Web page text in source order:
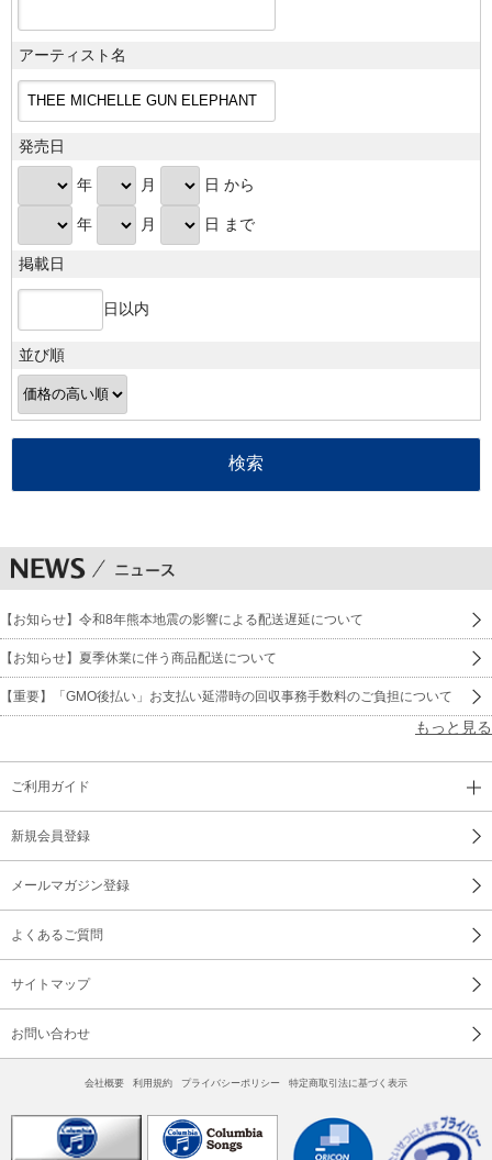
アーティスト名
発売日
年 月 日 から
年 月 日 まで
掲載日
日以内
並び順
【お知らせ】令和8年熊本地震の影響による配送遅延について
【お知らせ】夏季休業に伴う商品配送について
【重要】「GMO後払い」お支払い延滞時の回収事務手数料のご負担について
もっと見る
ご利用ガイド
新規会員登録
メールマガジン登録
よくあるご質問
サイトマップ
お問い合わせ
会社概要 利用規約 プライバシーポリシー 特定商取引法に基づく表示